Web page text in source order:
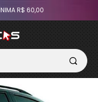
R$ 60,00